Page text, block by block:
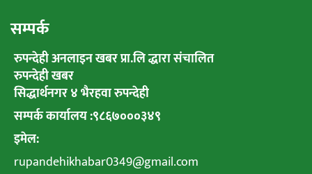
सम्पर्क
रुपन्देही अनलाइन खबर प्रा.लि द्धारा संचालित
रुपन्देही खबर
सिद्धार्थनगर ४ भैरहवा रुपन्देही
सम्पर्क कार्यालय :९८६७०००३४९
इमेल:
rupandehikhabar0349@gmail.com